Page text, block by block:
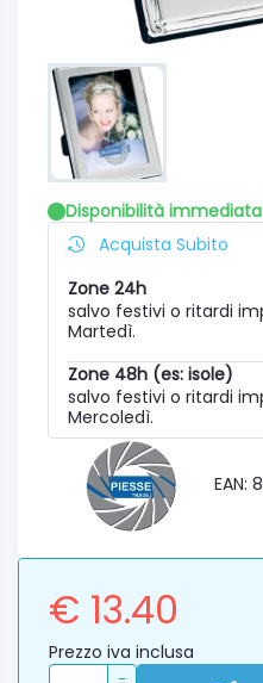
Disponibilità immediata
Acquista Subito
Zone 24h
salvo festivi o ritardi
Martedì.
Zone 48h (es: isole)
salvo festivi o ritardi
Mercoledì.
EAN:
€ 13.40
Prezzo iva inclusa